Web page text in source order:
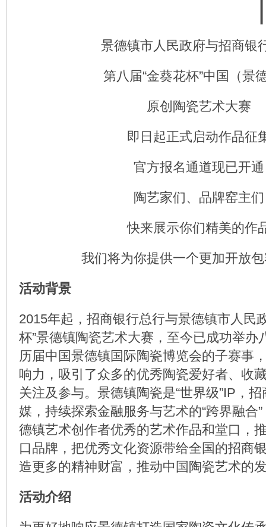
景德镇市人民政府与招商银
第八届“金葵花杯”中国（景
原创陶瓷艺术大赛
即日起正式启动作品征
官方报名通道现已开通
陶艺家们、品牌窑主们
快来展示你们精美的作
我们将为你提供一个更加开放
活动背景
2015年起，招商银行总行与景德镇市人民
杯”景德镇陶瓷艺术大赛，至今已成功举办
历届中国景德镇国际陶瓷博览会的子赛事
响力，吸引了众多的优秀陶瓷爱好者、收
关注及参与。景德镇陶瓷是“世界级”IP，
媒，持续探索金融服务与艺术的“跨界融合
德镇艺术创作者优秀的艺术作品和堂口，
口品牌，把优秀文化资源带给全国的招商
造更多的精神财富，推动中国陶瓷艺术的
活动介绍